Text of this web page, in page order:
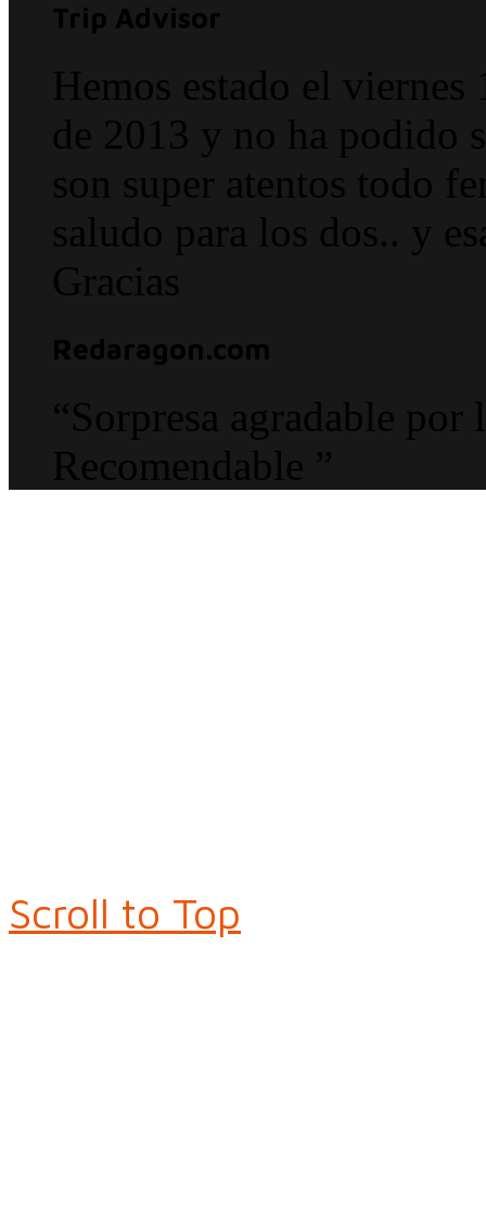
Trip Advisor
Hemos estado el
de 2013 y no ha podido
son super atentos todo
saludo para los dos.. y
Gracias
Redaragon.com
“Sorpresa agradable
Recomendable ”
Scroll to Top